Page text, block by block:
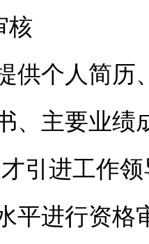
个人简历
、主要业绩
引进工作
平进行资格